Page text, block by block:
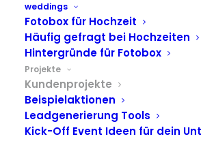
weddings
Fotobox für Hochzeit
Häufig gefragt bei Hochzeiten
Hintergründe für Fotobox
Projekte
Kundenprojekte
Beispielaktionen
Leadgenerierung Tools
Kick-Off Event Ideen für dein
HASHTAGMODUL
POLAROID AKTION
SCHNEEKUGEL
LASERAKTIONEN
FOTOKABINE MOSAIK
SPINBOOTH
SCHAUFENSTER
TATTOOPRINTER
SLOT MACHINE
LEADGENERIERUNG